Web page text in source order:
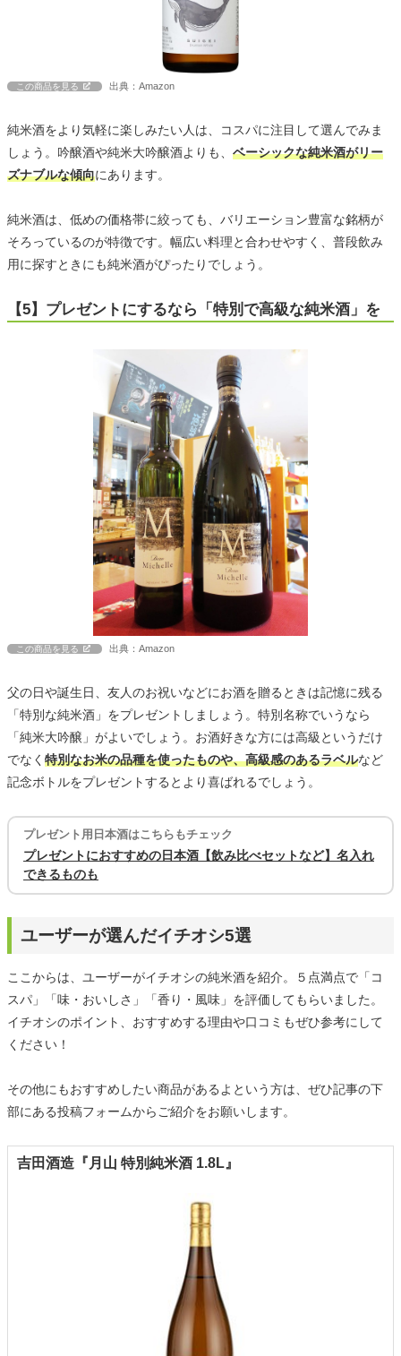
この商品を見る 出典：Amazon
純米酒をより気軽に楽しみたい人は、コスパに注目して選んでみま
しょう。吟醸酒や純米大吟醸酒よりも、 ベーシックな純米酒がリー
ズナブルな傾向にあります。
純米酒は、低めの価格帯に絞っても、バリエーション豊富な銘柄が
そろっているのが特徴です。幅広い料理と合わせやすく、普段飲み
用に探すときにも純米酒がぴったりでしょう。
【5】プレゼントにするなら「特別で高級な純米酒」を
この商品を見る 出典：Amazon
父の日や誕生日、友人のお祝いなどにお酒を贈るときは記憶に残る
「特別な純米酒」をプレゼントしましょう。特別名称でいうなら
「純米大吟醸」がよいでしょう。お酒好きな方には高級というだけ
でなく 特別なお米の品種を使ったものや、高級感のあるラベルなど
記念ボトルをプレゼントするとより喜ばれるでしょう。
プレゼント用日本酒はこちらもチェック
プレゼントにおすすめの日本酒【飲み比べセットなど】名入れ
できるものも
ユーザーが選んだイチオシ5選
ここからは、ユーザーがイチオシの純米酒を紹介。５点満点で「コ
スパ」「味・おいしさ」「香り・風味」を評価してもらいました。
イチオシのポイント、おすすめする理由や口コミもぜひ参考にして
ください！
その他にもおすすめしたい商品があるよという方は、ぜひ記事の下
部にある投稿フォームからご紹介をお願いします。
吉田酒造『月山 特別純米酒 1.8L』